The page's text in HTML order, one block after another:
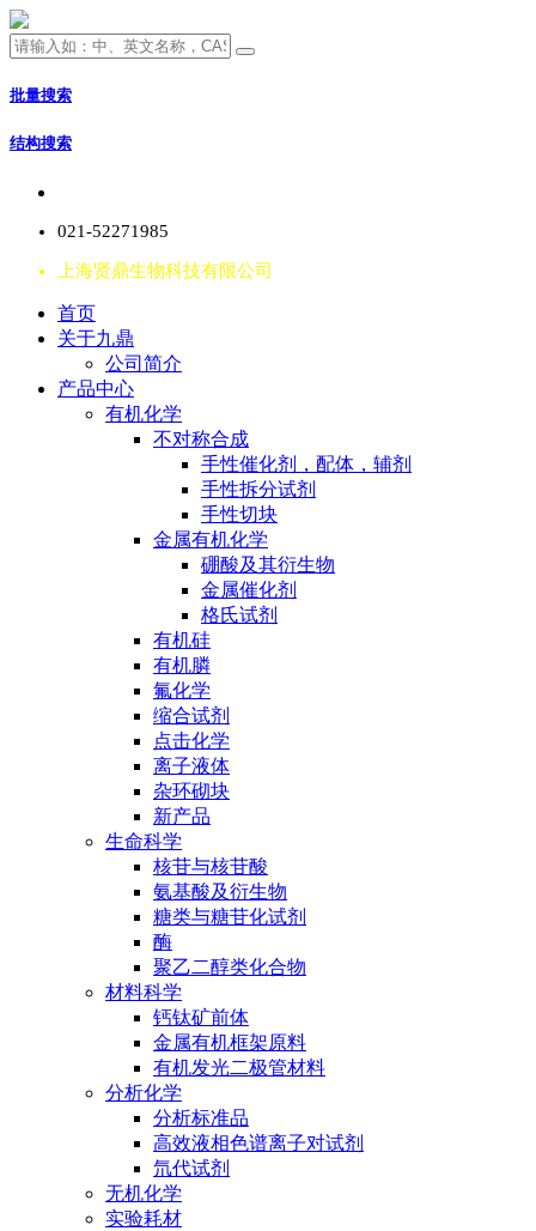
批量搜索
结构搜索
021-52271985
上海贤鼎生物科技有限公司
首页
关于九鼎
公司简介
产品中心
有机化学
不对称合成
手性催化剂，配体，辅剂
手性拆分试剂
手性切块
金属有机化学
硼酸及其衍生物
金属催化剂
格氏试剂
有机硅
有机膦
氟化学
缩合试剂
点击化学
离子液体
杂环砌块
新产品
生命科学
核苷与核苷酸
氨基酸及衍生物
糖类与糖苷化试剂
酶
聚乙二醇类化合物
材料科学
钙钛矿前体
金属有机框架原料
有机发光二极管材料
分析化学
分析标准品
高效液相色谱离子对试剂
氘代试剂
无机化学
实验耗材